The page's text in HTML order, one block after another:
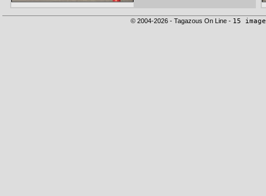
© 2004-2026 - Tagazous On Line - 15